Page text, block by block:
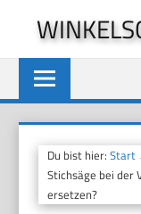
springen
Du bist hier:Start
Stichsäge bei der
ersetzen?